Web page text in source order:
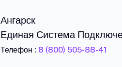
Ангарск
Единая Система
Телефон : 8 (800) 505-88-41